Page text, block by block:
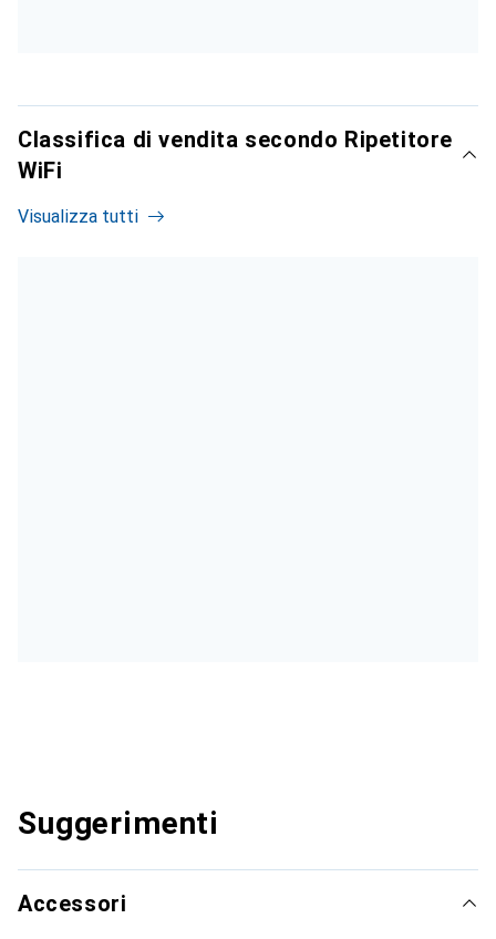
Classifica di vendita secondo Ripetitore
WiFi
Visualizza tutti
Suggerimenti
Accessori